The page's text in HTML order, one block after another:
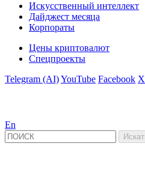
Искусственный интеллект
Дайджест месяца
Корпораты
Цены криптовалют
Спецпроекты
Telegram (AI)YouTube Facebook X
En